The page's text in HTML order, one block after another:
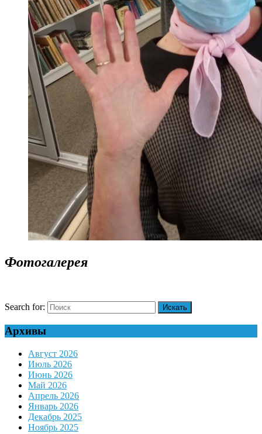
Фотогалерея
Search for:
Архивы
Август 2026
Июль 2026
Июнь 2026
Май 2026
Апрель 2026
Январь 2026
Декабрь 2025
Ноябрь 2025